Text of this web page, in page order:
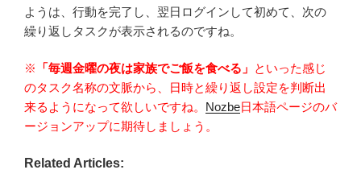
ようは、行動を完了し、翌日ログインして初めて、次の
繰り返しタスクが表示されるのですね。
※ 「毎週金曜の夜は家族でご飯を食べる」 といった感じ
のタスク名称の文脈から、日時と繰り返し設定を判断出
来るようになって欲しいですね。 Nozbe日本語ページのバ
ージョンアップに期待しましょう。
Related Articles: